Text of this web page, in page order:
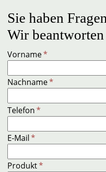
Sie haben
Wir
Vorname*
Nachname*
Telefon*
E-Mail*
Produkt*